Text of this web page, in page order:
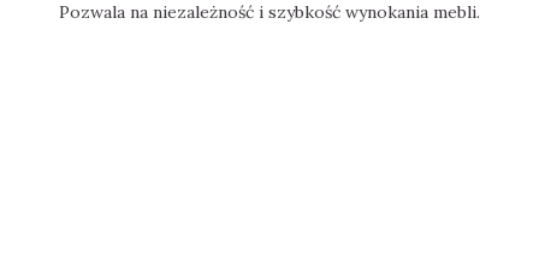
Pozwala na niezależność i szybkość wynokania mebli.